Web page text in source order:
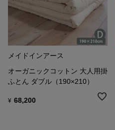
メイドインアース
オーガニックコットン 大人用掛
ふとん ダブル（190×210）
¥ 68,200